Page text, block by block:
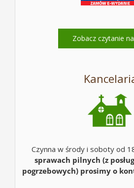
Zobacz czytanie
Czynna w środy i soboty od
sprawach pilnych (z
pogrzebowych) prosimy o